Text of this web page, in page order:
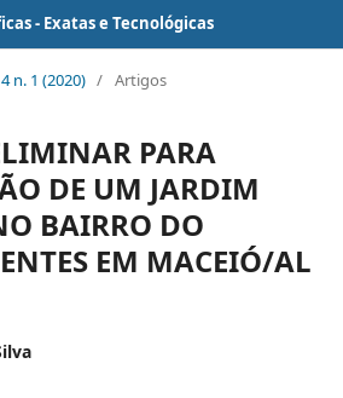
- Exatas e Tecnológicas
n. 1 (2020) / Artigos
PARA
DE UM JARDIM
BAIRRO DO
EM MACEIÓ/AL